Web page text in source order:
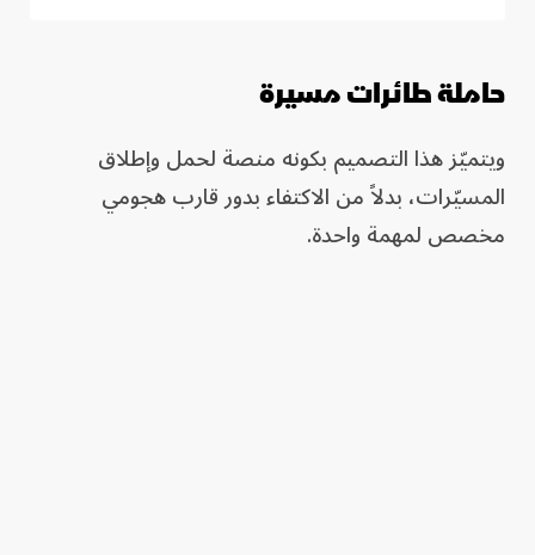
حاملة طائرات مسيرة
ويتميّز هذا التصميم بكونه منصة لحمل وإطلاق
المسيّرات، بدلاً من الاكتفاء بدور قارب هجومي
مخصص لمهمة واحدة.